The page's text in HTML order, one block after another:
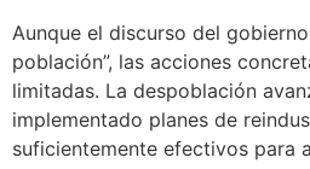
Aunque el discurso del
población”, las acciones
limitadas. La despoblación
implementado planes de
suficientemente efectivos para